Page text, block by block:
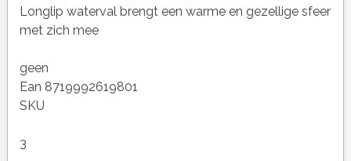
Longlip waterval brengt een warme en gezellige sfeer
met zich mee
geen
Ean 8719992619801
SKU
3